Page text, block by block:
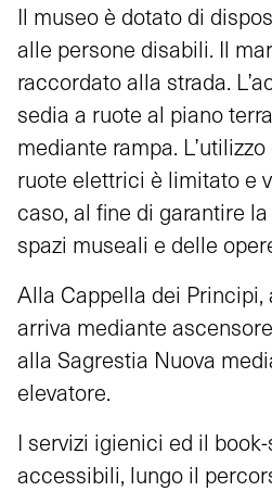
Il museo è dotato di
alle persone disabili. Il
raccordato alla strada.
sedia a ruote al piano
mediante rampa.
ruote elettrici è limitato e
caso, al fine di garantire
spazi museali e delle
Alla Cappella dei Principi,
arriva mediante
alla Sagrestia Nuova
elevatore.
I servizi igienici ed il
accessibili, lungo il